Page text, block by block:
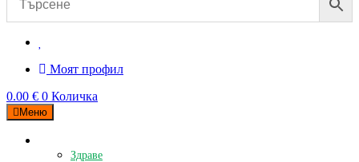
Моят профил
0.00 € 0 Количка
Меню
Здраве